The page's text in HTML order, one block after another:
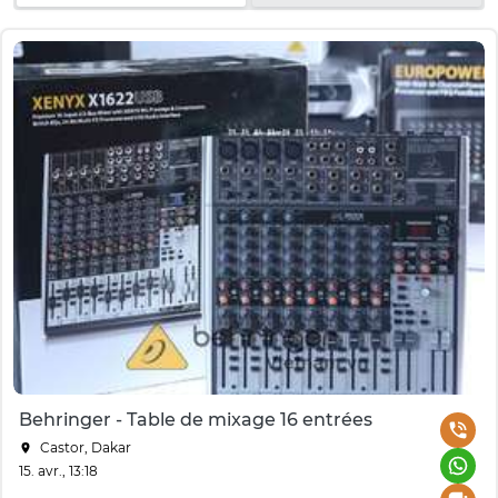
Behringer - Table de mixage 16 entrées
Castor, Dakar
15. avr., 13:18